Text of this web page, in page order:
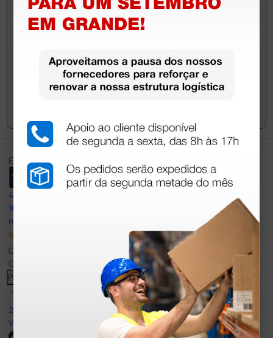
Excellent
4,8
165
reviews
Our 4 and 5 star reviews.
Click here to read them all >
Previous
27 Jul 2026
Very good